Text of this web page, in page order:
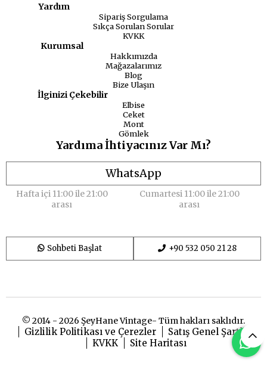
Yardım
Sipariş Sorgulama
Sıkça Sorulan Sorular
KVKK
Kurumsal
Hakkımızda
Mağazalarımız
Blog
Bize Ulaşın
İlginizi Çekebilir
Elbise
Ceket
Mont
Gömlek
Yardıma İhtiyacınız Var Mı?
WhatsApp
Hafta içi 11:00 ile 21:00
arası
Cumartesi 11:00 ile 21:00
arası
Sohbeti Başlat +90 532 050 21 28
© 2014 - 2026 ŞeyHane Vintage- Tüm hakları saklıdır.
Gizlilik Politikası ve Çerezler
Satış Genel Şartları
KVKK
Site Haritası